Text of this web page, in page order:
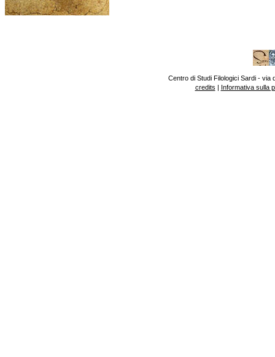
Centro di Studi Filologici Sardi - via
credits | Informativa sulla